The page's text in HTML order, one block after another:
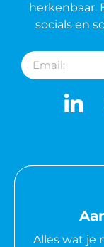
herkenbaar.
socials en
Alles wat je